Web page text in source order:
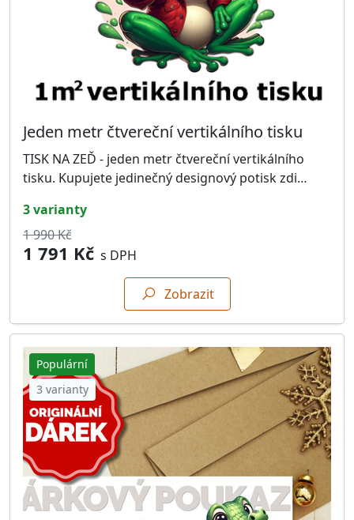
Jeden metr čtvereční vertikálního tisku
TISK NA ZEĎ - jeden metr čtvereční vertikálního
tisku. Kupujete jedinečný designový potisk zdi…
3 varianty
1 990 Kč
1 791 Kč s DPH
Zobrazit
Populární
3 varianty